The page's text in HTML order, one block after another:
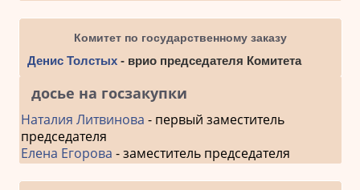
Комитет по государственному заказу
Денис Толстых- врио председателя Комитета
досье на госзакупки
Наталия Литвинова - первый заместитель
председателя
Елена Егорова - заместитель председателя